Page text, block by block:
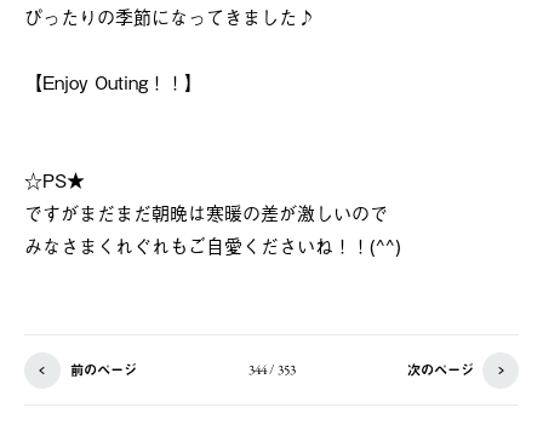
ぴったりの季節になってきました♪
【Enjoy Outing！！】
☆PS★
ですがまだまだ朝晩は寒暖の差が激しいので
みなさまくれぐれもご自愛くださいね！！(^^)
前のページ 344 / 353 次のページ